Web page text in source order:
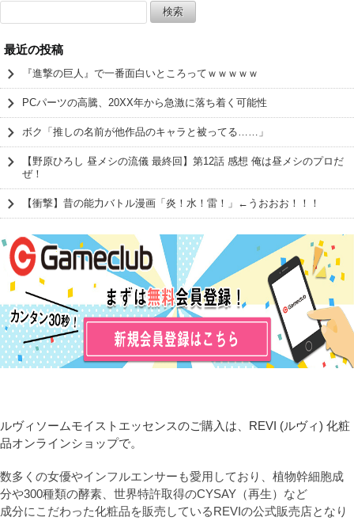
索:
最近の投稿
『進撃の巨人』で一番面白いところってｗｗｗｗｗ
PCパーツの高騰、20XX年から急激に落ち着く可能性
ボク「推しの名前が他作品のキャラと被ってる……」
【野原ひろし 昼メシの流儀 最終回】第12話 感想 俺は昼メシのプロだ
ぜ！
【衝撃】昔の能力バトル漫画「炎！水！雷！」←うおおお！！！
ルヴィソームモイストエッセンスのご購入は、REVI (ルヴィ) 化粧
品オンラインショップで。
数多くの女優やインフルエンサーも愛用しており、植物幹細胞成
分や300種類の酵素、世界特許取得のCYSAY（再生）など
成分にこだわった化粧品を販売しているREVIの公式販売店となり